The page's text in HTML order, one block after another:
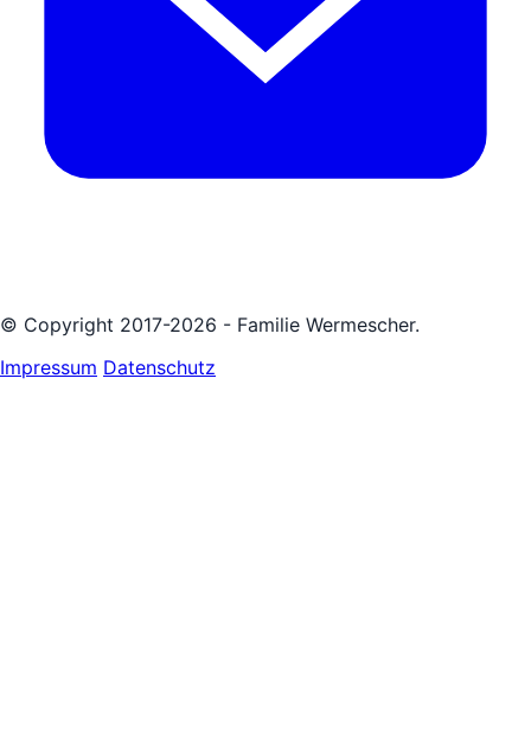
© Copyright 2017-2026 - Familie Wermescher.
Impressum Datenschutz